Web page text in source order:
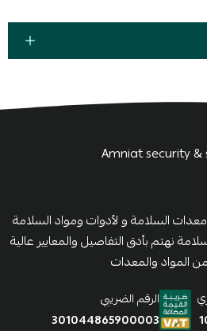
السلامة و لأدوات ومواد السلامة
نهتم بأدق التفاصيل والمعايير عالية
المواد والمعدات
الرقم الضريبي
301044865900003